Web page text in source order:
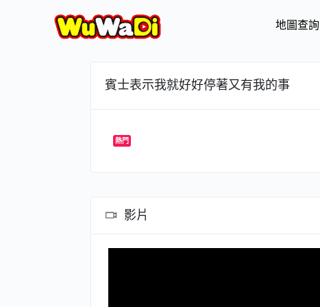
地圖查詢
賓士表示我就好好停著又有我的事
熱門
影片